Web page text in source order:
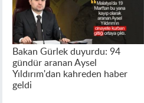
Bakan Gürlek duyurdu: 94
gündür aranan Aysel
Yıldırım'dan kahreden haber
geldi